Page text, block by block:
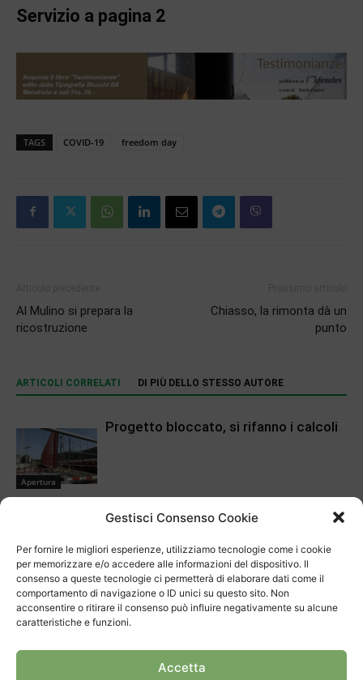
Gestisci Consenso Cookie
Per fornire le migliori esperienze, utilizziamo tecnologie come i cookie
per memorizzare e/o accedere alle informazioni del dispositivo. Il
consenso a queste tecnologie ci permetterà di elaborare dati come il
comportamento di navigazione o ID unici su questo sito. Non
acconsentire o ritirare il consenso può influire negativamente su alcune
caratteristiche e funzioni.
Accetta
Servizio a pagina 2
TAGS COVID-19 freedom day
Al Mulino si prepara la
ricostruzione
Chiasso, la rimonta dà un
punto
ARTICOLI CORRELATI DI PIÙ DELLO STESSO AUTORE
Apertura
Progetto bloccato, si rifanno i calcoli
Chiasso, la polizia ha una nuova guida
Primo agosto: “Solo i fuochi